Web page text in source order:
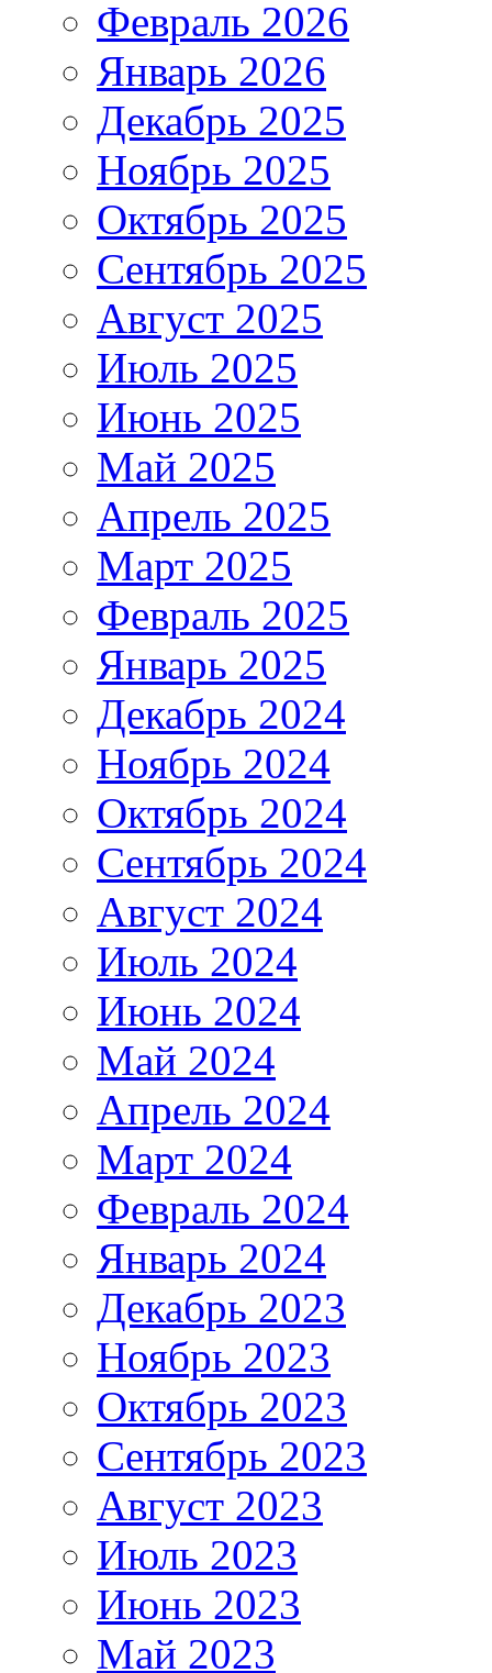
Февраль 2026
Январь 2026
Декабрь 2025
Ноябрь 2025
Октябрь 2025
Сентябрь 2025
Август 2025
Июль 2025
Июнь 2025
Май 2025
Апрель 2025
Март 2025
Февраль 2025
Январь 2025
Декабрь 2024
Ноябрь 2024
Октябрь 2024
Сентябрь 2024
Август 2024
Июль 2024
Июнь 2024
Май 2024
Апрель 2024
Март 2024
Февраль 2024
Январь 2024
Декабрь 2023
Ноябрь 2023
Октябрь 2023
Сентябрь 2023
Август 2023
Июль 2023
Июнь 2023
Май 2023